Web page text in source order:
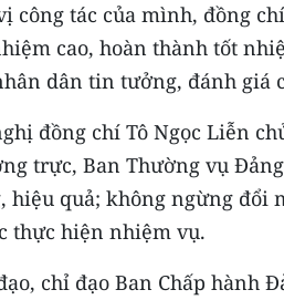
công tác của mình, đồng
cao, hoàn thành tốt
dân tin tưởng, đánh giá
đồng chí Tô Ngọc Liễn
trực, Ban Thường vụ
hiệu quả; không ngừng đổi
thực hiện nhiệm vụ.
chỉ đạo Ban Chấp hành